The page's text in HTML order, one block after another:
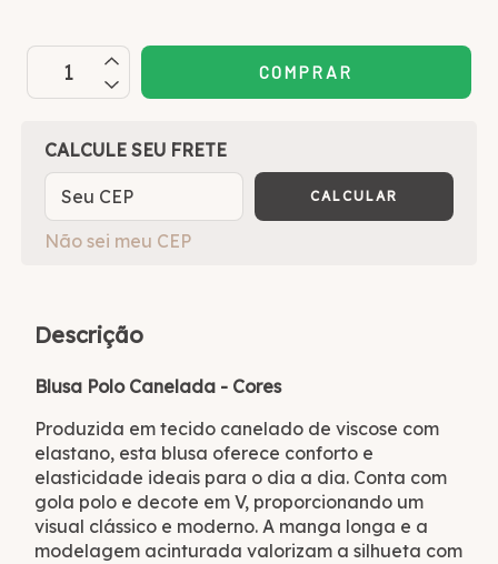
OPÇÕES DE FRETE
CALCULE SEU FRETE
CALCULAR
Não sei meu CEP
Descrição
Blusa Polo Canelada - Cores
Produzida em tecido canelado de viscose com
elastano, esta blusa oferece conforto e
elasticidade ideais para o dia a dia. Conta com
gola polo e decote em V, proporcionando um
visual clássico e moderno. A manga longa e a
modelagem acinturada valorizam a silhueta com